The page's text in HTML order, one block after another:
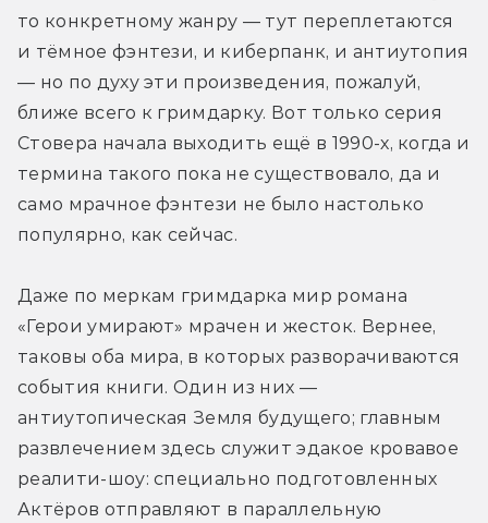
то конкретному жанру — тут переплетаются
и тёмное фэнтези, и киберпанк, и антиутопия
— но по духу эти произведения, пожалуй,
ближе всего к гримдарку. Вот только серия
Стовера начала выходить ещё в 1990-х, когда и
термина такого пока не существовало, да и
само мрачное фэнтези не было настолько
популярно, как сейчас.
Даже по меркам гримдарка мир романа
«Герои умирают» мрачен и жесток. Вернее,
таковы оба мира, в которых разворачиваются
события книги. Один из них —
антиутопическая Земля будущего; главным
развлечением здесь служит эдакое кровавое
реалити-шоу: специально подготовленных
Актёров отправляют в параллельную